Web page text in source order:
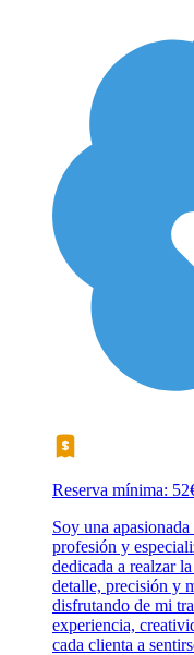
Reserva mínima:
Soy una
profesión y
dedicada a realzar
detalle, precisión y
disfrutando de mi
experiencia,
cada clienta a